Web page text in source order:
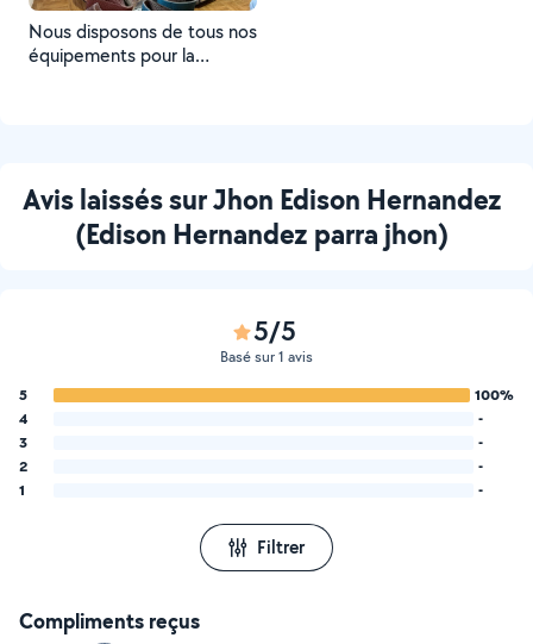
Nous disposons de tous nos
équipements pour la
Avis laissés sur Jhon Edison Hernandez
(Edison Hernandez parra jhon)
5/5
Basé sur 1 avis
5
100%
4
-
3
-
2
-
1
-
Filtrer
Compliments reçus